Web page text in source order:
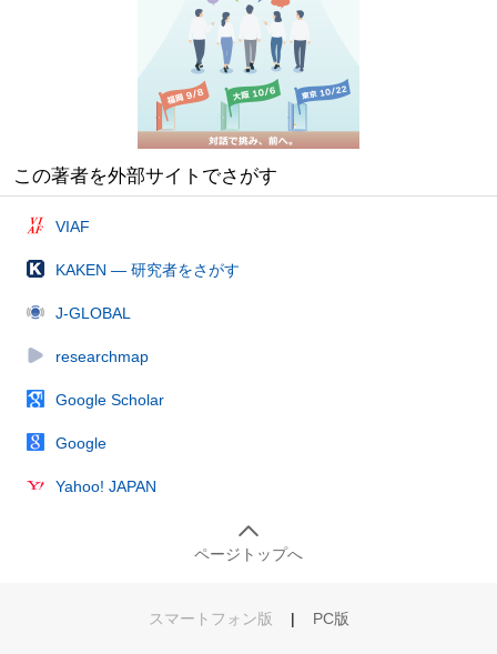
この著者を外部サイトでさがす
VIAF
KAKEN — 研究者をさがす
J-GLOBAL
researchmap
Google Scholar
Google
Yahoo! JAPAN
ページトップへ
スマートフォン版 | PC版